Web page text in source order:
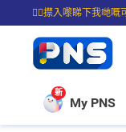
☝🏼㩒入嚟睇下我哋嘅
⭐購物滿$399即享免
新
My PNS